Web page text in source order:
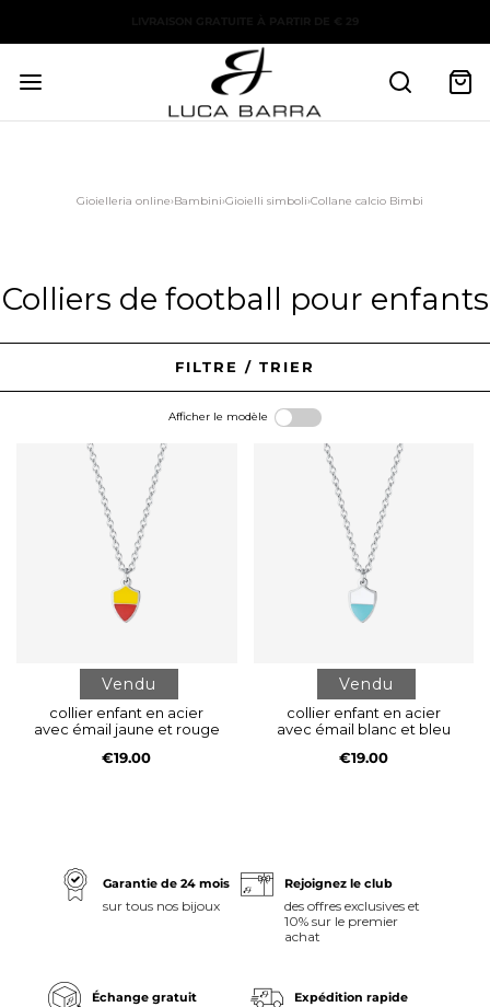
Gioielleria online›Bambini›Gioielli simboli›Collane calcio Bimbi
Colliers de football pour enfants
FILTRE / TRIER
Afficher le modèle
Vendu
collier enfant en acier
avec émail jaune et rouge
€19.00
Vendu
collier enfant en acier
avec émail blanc et bleu
€19.00
Garantie de 24 mois
sur tous nos bijoux
Rejoignez le club
des offres exclusives et
10% sur le premier
achat
Échange gratuit Expédition rapide